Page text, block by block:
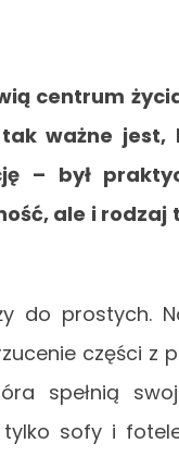
centrum
ważne
– był
ale i
do prostych.
części z
spełnią
sofy i